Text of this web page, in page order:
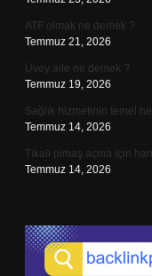
ATF olmak ne demek ?
Temmuz 21, 2026
Üvey aile ne demek ?
Temmuz 19, 2026
Sağlık hizmetinin temel
Temmuz 14, 2026
Tıkalı pimaş açma için
Temmuz 14, 2026